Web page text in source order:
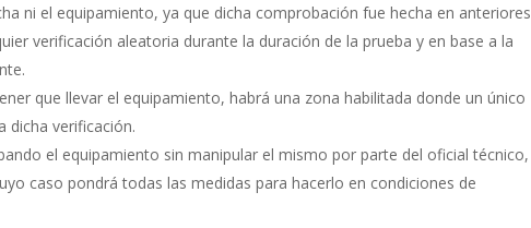
ni el equipamiento, ya que dicha comprobación fue hecha en anteriores
verificación aleatoria durante la duración de la prueba y en base a la
que llevar el equipamiento, habrá una zona habilitada donde un único
dicha verificación.
el equipamiento sin manipular el mismo por parte del oficial técnico,
caso pondrá todas las medidas para hacerlo en condiciones de